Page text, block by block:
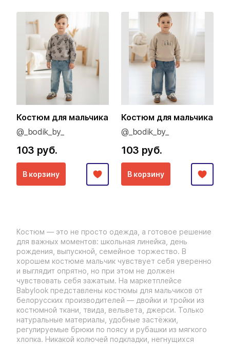
Костюм для мальчика
@_bodik_by_
103 руб.
В корзину
Костюм для мальчика
@_bodik_by_
103 руб.
В корзину
Костюм — это не просто одежда, а готовое решение
для важных моментов: школьная линейка, день
рождения, выпускной, семейное торжество. В
хорошем костюме мальчик чувствует себя уверенно
и выглядит опрятно, но при этом не должен
чувствовать себя зажатым. На маркетплейсе
Babylook представлены костюмы для мальчиков от
белорусских производителей — двойки и тройки из
костюмной ткани, твида, вельвета, джерси. Только
натуральные материалы, удобные застёжки,
регулируемые брюки по поясу и рубашки из мягкого
хлопка. Никакой колючей подкладки, негнущихся